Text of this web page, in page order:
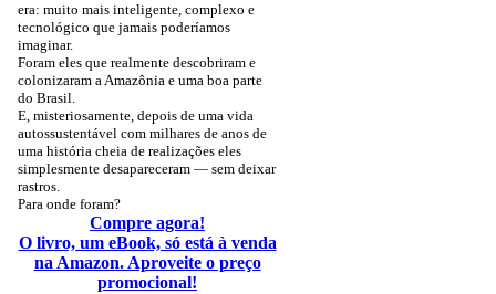
era: muito mais inteligente, complexo e
tecnológico que jamais poderíamos
imaginar.
Foram eles que realmente descobriram e
colonizaram a Amazônia e uma boa parte
do Brasil.
E, misteriosamente, depois de uma vida
autossustentável com milhares de anos de
uma história cheia de realizações eles
simplesmente desapareceram — sem deixar
rastros.
Para onde foram?
Compre agora!
O livro, um eBook, só está à venda
na Amazon. Aproveite o preço
promocional!